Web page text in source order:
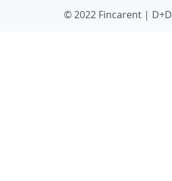
© 2022 Fincarent | D+D